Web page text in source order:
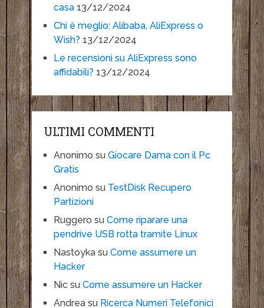
casa 13/12/2024
Chi è meglio: Alibaba, AliExpress o
Wish? 13/12/2024
Le recensioni su AliExpress sono
affidabili? 13/12/2024
ULTIMI COMMENTI
Anonimo su Giocare Dama con il Pc
Gratis
Anonimo su TestDisk Recupero
Partizioni
Ruggero su Come riparare una
pendrive USB rotta tramite Linux
Nastoykasu Come assumere un
Hacker
Nicsu Come assumere un Hacker
Andreasu Ricerca Numeri Telefonici